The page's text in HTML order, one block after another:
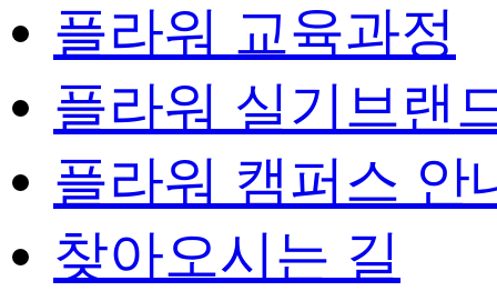
플라워 교육과정
플라워 실기브랜
플라워 캠퍼스 안
찾아오시는 길